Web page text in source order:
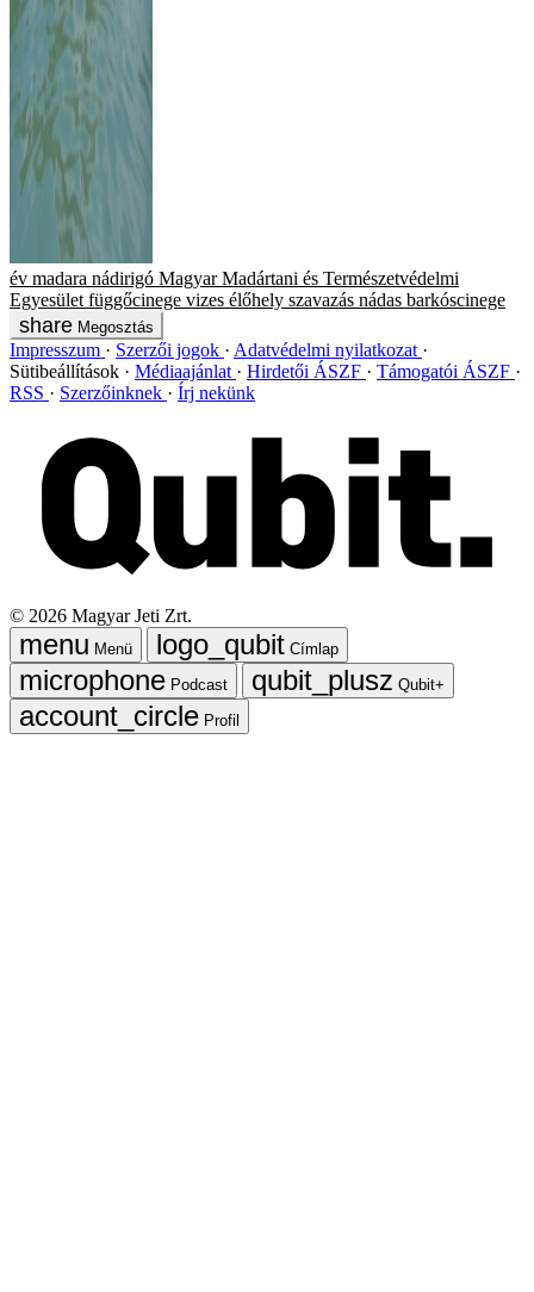
év madara nádirigó Magyar Madártani és Természetvédelmi
Egyesület függőcinege vizes élőhely szavazás nádas barkóscinege
Megosztás
Impresszum Szerzői jogok
Adatvédelmi nyilatkozat
Sütibeállítások
Médiaajánlat Hirdetői ÁSZF
Támogatói ÁSZF
RSS
Szerzőinknek Írj nekünk
© 2026 Magyar Jeti Zrt.
Menü
Címlap
Podcast
Qubit+
Profil